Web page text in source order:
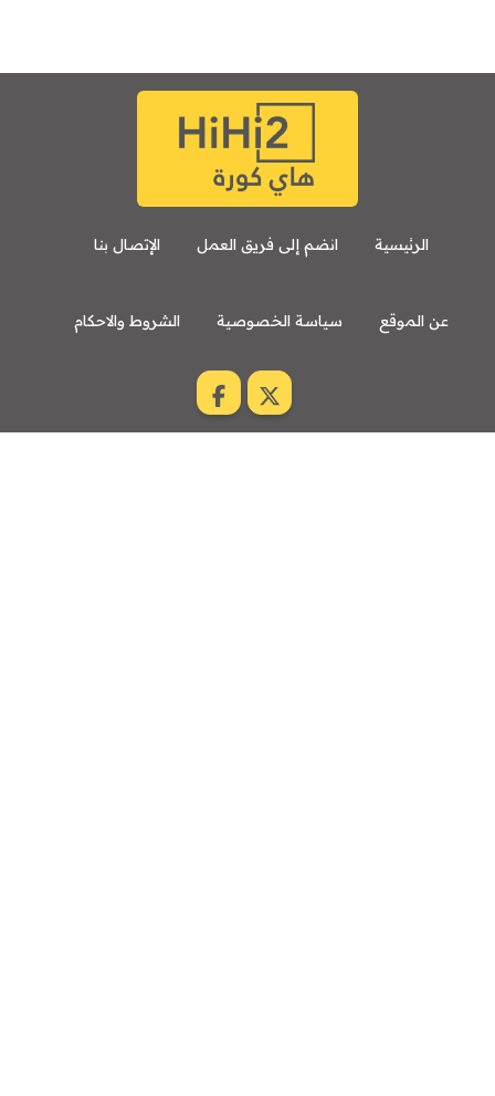
الرئيسية انضم إلى فريق العمل الإتصال بنا
عن الموقع سياسة الخصوصية الشروط والاحكام